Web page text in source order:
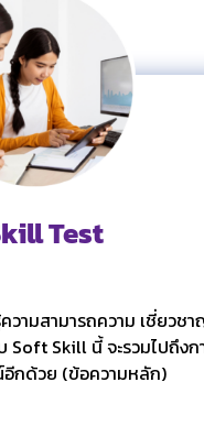
Test
ามสามารถความ เชี่ยวช
Skill นี้ จะรวมไปถึงกา
กด้วย (ข้อความหลัก)